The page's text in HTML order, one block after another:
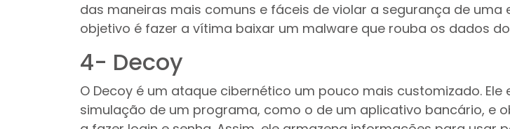
das maneiras mais comuns e fáceis de violar a segurança de uma
objetivo é fazer a vítima baixar um malware que rouba os dados
4- Decoy
O Decoy é um ataque cibernético um pouco mais customizado. Ele
simulação de um programa, como o de um aplicativo bancário, e